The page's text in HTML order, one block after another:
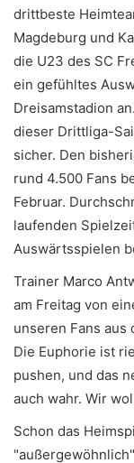
drittbeste
Magdeburg und
die U23 des SC
ein gefühltes
Dreisamstadion
dieser Drittliga-
sicher. Den
rund 4.500 Fans
Februar.
laufenden
Auswärtsspielen
Trainer Marco
am Freitag von
unseren Fans aus
Die Euphorie ist
pushen, und das
auch wahr. Wir
Schon das